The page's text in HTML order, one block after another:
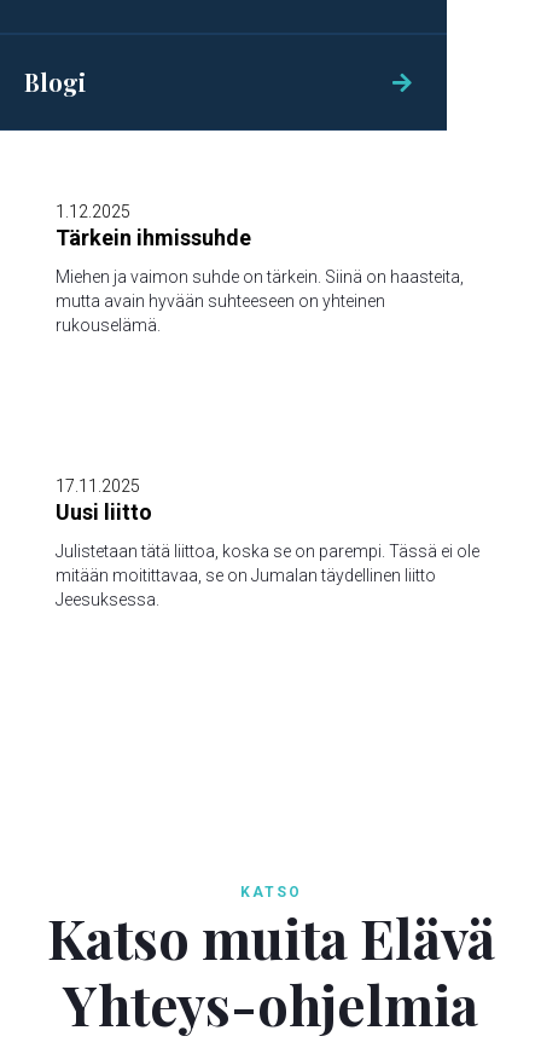
Blogi 

1.12.2025
Tärkein ihmissuhde
Miehen ja vaimon suhde on tärkein. Siinä on haasteita,
mutta avain hyvään suhteeseen on yhteinen
rukouselämä.
17.11.2025
Uusi liitto
Julistetaan tätä liittoa, koska se on parempi. Tässä ei ole
mitään moitittavaa, se on Jumalan täydellinen liitto
Jeesuksessa.
KATSO
Katso muita Elävä
Yhteys-ohjelmia